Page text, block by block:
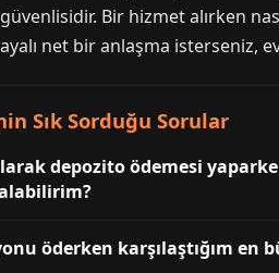
Bir hizmet alırken
net bir anlaşma isterseniz,
Sık Sorduğu Sorular
depozito ödemesi
öderken karşılaştığım